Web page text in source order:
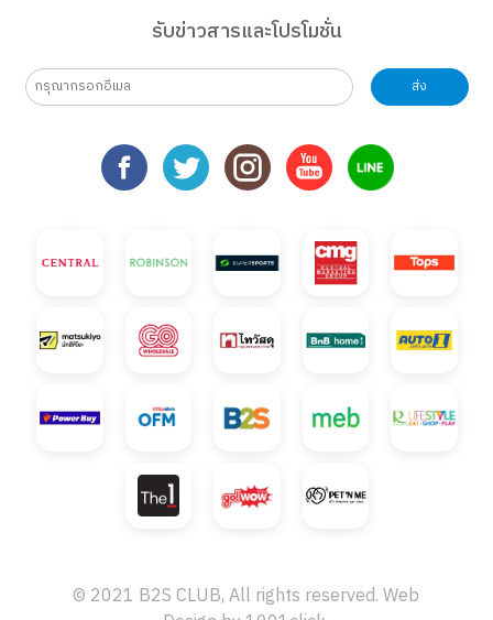
รับข่าวสารและโปรโมชั่น
ส่ง
© 2021 B2S CLUB, All rights reserved. Web